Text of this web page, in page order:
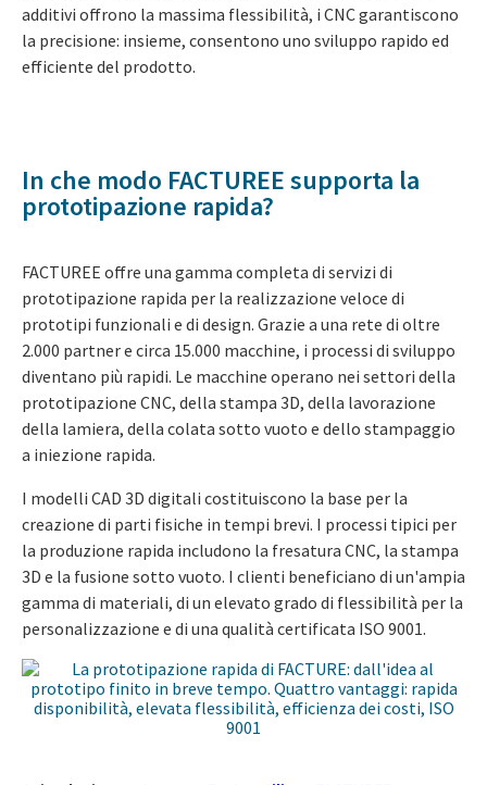
additivi offrono la massima flessibilità, i CNC garantiscono
la precisione: insieme, consentono uno sviluppo rapido ed
efficiente del prodotto.
In che modo FACTUREE supporta la
prototipazione rapida?
FACTUREE offre una gamma completa di servizi di
prototipazione rapida per la realizzazione veloce di
prototipi funzionali e di design. Grazie a una rete di oltre
2.000 partner e circa 15.000 macchine, i processi di sviluppo
diventano più rapidi. Le macchine operano nei settori della
prototipazione CNC, della stampa 3D, della lavorazione
della lamiera, della colata sotto vuoto e dello stampaggio
a iniezione rapida.
I modelli CAD 3D digitali costituiscono la base per la
creazione di parti fisiche in tempi brevi. I processi tipici per
la produzione rapida includono la fresatura CNC, la stampa
3D e la fusione sotto vuoto. I clienti beneficiano di un'ampia
gamma di materiali, di un elevato grado di flessibilità per la
personalizzazione e di una qualità certificata ISO 9001.